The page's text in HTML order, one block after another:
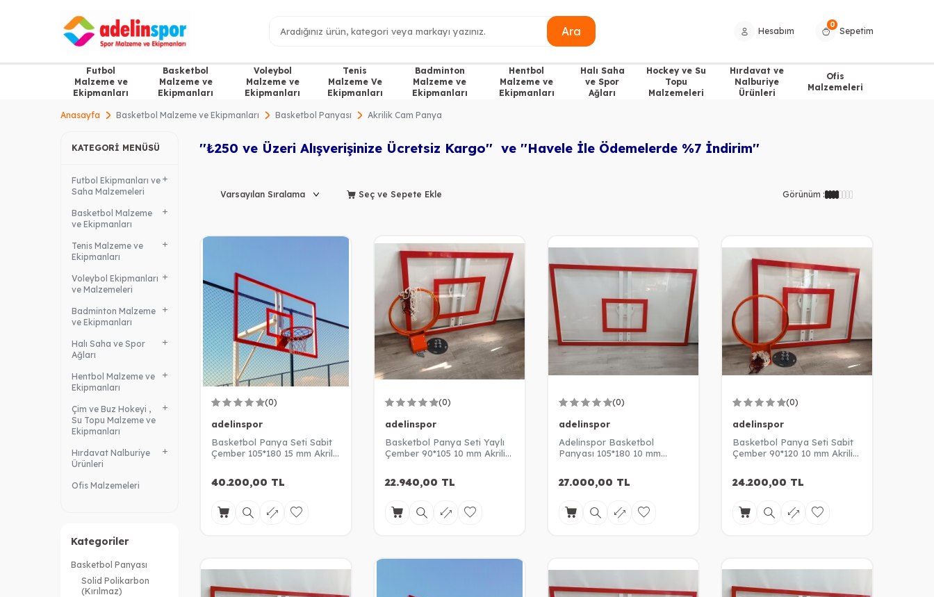
Ara Hesabım
0
Sepetim
Futbol
Malzeme ve
Ekipmanları
Basketbol
Malzeme ve
Ekipmanları
Voleybol
Malzeme ve
Ekipmanları
Tenis
Malzeme Ve
Ekipmanları
Badminton
Malzeme ve
Ekipmanları
Hentbol
Malzeme ve
Ekipmanları
Halı Saha
ve Spor
Ağları
Hockey ve Su
Topu
Malzemeleri
Hırdavat ve
Nalburiye
Ürünleri
Ofis
Malzemeleri
Anasayfa Basketbol Malzeme ve Ekipmanları Basketbol Panyası Akrilik Cam Panya
KATEGORI MENÜSÜ
Futbol Ekipmanları ve
Saha Malzemeleri
Basketbol Malzeme
ve Ekipmanları
Tenis Malzeme ve
Ekipmanları
Voleybol Ekipmanları
ve Malzemeleri
Badminton Malzeme
ve Ekipmanları
Halı Saha ve Spor
Ağları
Hentbol Malzeme ve
Ekipmanları
Çim ve Buz Hokeyi ,
Su Topu Malzeme ve
Ekipmanları
Hırdavat Nalburiye
Ürünleri
Ofis Malzemeleri
Kategoriler
Basketbol Panyası
Solid Polikarbon
(Kırılmaz)
''₺250 ve Üzeri Alışverişinize Ücretsiz Kargo'' ve ''Havele İle Ödemelerde %7 İndirim''
Seç ve Sepete Ekle Görünüm :
(0)
adelinspor
Basketbol Panya Seti Sabit
Çember 105*180 15 mm Akrilik
40.200,00 TL
(0)
adelinspor
Basketbol Panya Seti Yaylı
Çember 90*105 10 mm Akrilik
22.940,00 TL
(0)
adelinspor
Adelinspor Basketbol
Panyası 105*180 10 mm
27.000,00 TL
(0)
adelinspor
Basketbol Panya Seti Sabit
Çember 90*120 10 mm Akrilik
24.200,00 TL